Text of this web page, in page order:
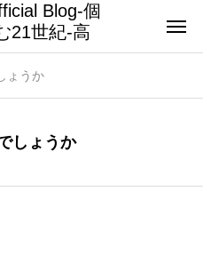
Blog-個
21世紀-高
ょうか
しょうか